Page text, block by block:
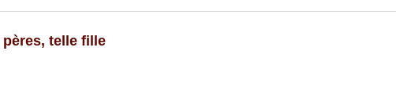
telle fille